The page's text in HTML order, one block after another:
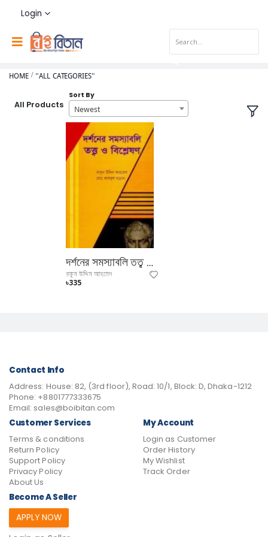
Login
HOME "ALL CATEGORIES"
All Products
Sort By
Newest
দর্শনের সমস্যাবলি তত্ব ও বিশ্লেষণ (অনার্স ১ম বর্ষ টেক্সট বই)
রকুন উদ্দিন আহমেদ
৳335
Contact Info
Address: House: 82, (3rd floor), Road: 10/1, Block: D, Dhaka-1212
Phone: +8801777333675
Email: sales@boibitan.com
Customer Services
Terms & conditions
Return Policy
Support Policy
Privacy Policy
About Us
My Account
Login as Customer
Order History
My Wishlist
Track Order
Become A Seller
APPLY NOW